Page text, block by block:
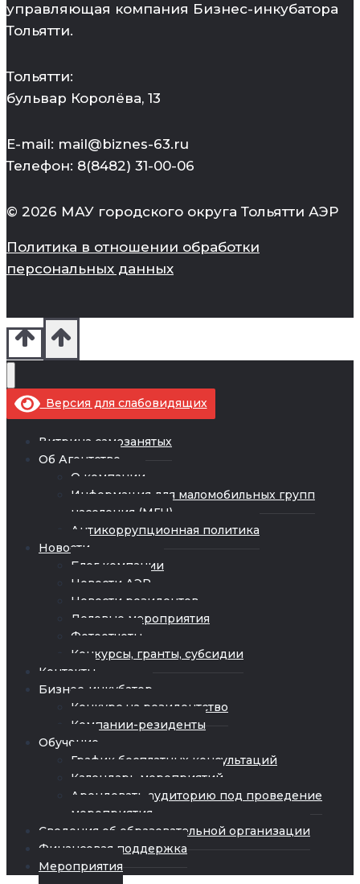
управляющая компания Бизнес-инкубатора
Тольятти.
Тольятти:
бульвар Королёва, 13
E-mail: mail@biznes-63.ru
Телефон: 8(8482) 31-00-06
© 2026 МАУ городского округа Тольятти АЭР
Политика в отношении обработки
персональных данных
Версия для слабовидящих
Витрина самозанятых
Об Агентстве
О компании
Информация для маломобильных групп
населения (МГН)
Антикоррупционная политика
Новости
Блог компании
Новости АЭР
Новости резидентов
Деловые мероприятия
Фотоотчеты
Конкурсы, гранты, субсидии
Контакты
Бизнес-инкубатор
Конкурс на резидентство
Компании-резиденты
Обучение
График бесплатных консультаций
Календарь мероприятий
Арендовать аудиторию под проведение
мероприятия
Сведения об образовательной организации
Финансовая поддержка
Мероприятия